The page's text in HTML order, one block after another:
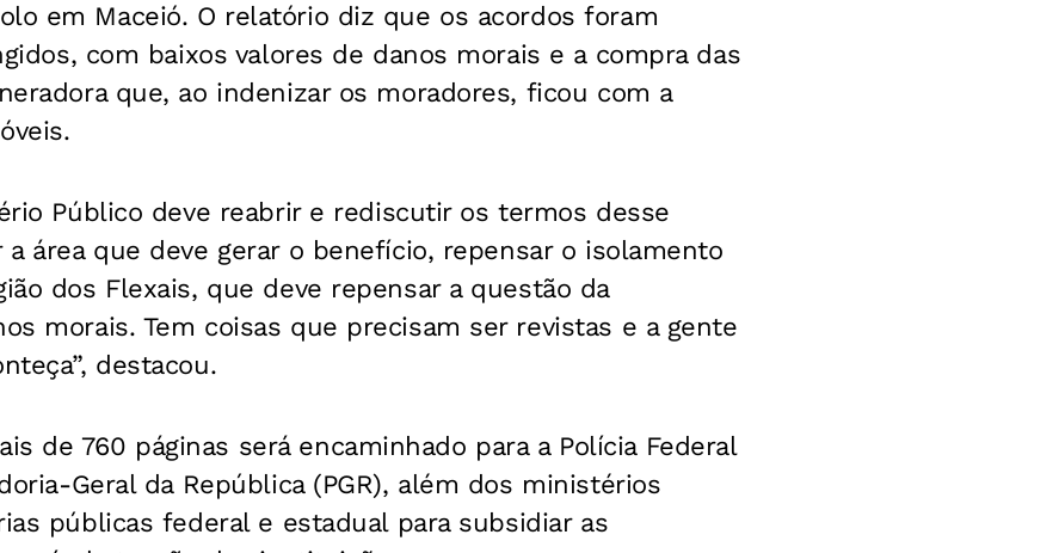
em Maceió. O relatório diz que os acordos foram
com baixos valores de danos morais e a compra das
que, ao indenizar os moradores, ficou com a
Público deve reabrir e rediscutir os termos desse
a área que deve gerar o benefício, repensar o isolamento
dos Flexais, que deve repensar a questão da
morais. Tem coisas que precisam ser revistas e a gente
destacou.
de 760 páginas será encaminhado para a Polícia Federal
Geral da República (PGR), além dos ministérios
públicas federal e estadual para subsidiar as